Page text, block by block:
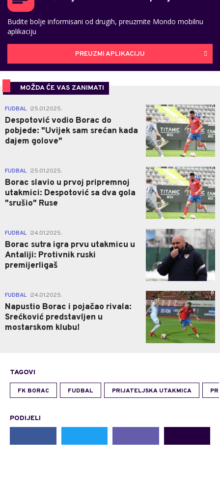
Budite bolje informisani od drugih, preuzmite Mondo mobilnu
aplikaciju
PREUZMI APLIKACIJU
MOŽDA ĆE VAS ZANIMATI
FUDBAL 25.01.2025.
Despotović vodio Borac do
pobjede: "Uvijek sam srećan kada
dajem golove"
0
FUDBAL 25.01.2025.
Borac slavio u prvoj pripremnoj
utakmici: Despotović sa dva gola
"srušio" Ruse
0
FUDBAL 24.01.2025.
Borac sutra igra prvu utakmicu u
Antaliji: Protivnik ruski
premijerligaš
0
FUDBAL 24.01.2025.
Napustio Borac i pojačao rivala:
Srećković predstavljen u
mostarskom klubu!
0
TAGOVI
FK BORAC FUDBAL PRIJATELJSKA UTAKMICA
PODIJELI